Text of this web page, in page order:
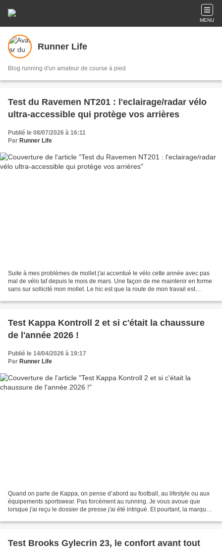
MENU
Runner Life
Blog running d'un amateur de course à pied
Test du Ravemen NT201 : l'eclairage/radar vélo
ultra-accessible qui protège vos arrières
Publié le 08/07/2026 à 16:11
Par Runner Life
Suite à mes problèmes de mollet j'ai accentué le vélo cette année avec pas
mal de vélo taf depuis le mois de mars. Une façon de me maintenir en forme
sans sur sollicité mon mollet. Le hic est que la route de mon travail est
Test Kappa Kontroll 2 et si c'était la chaussure
de l'année 2026 !
Publié le 14/04/2026 à 19:17
Par Runner Life
Quand on parle de Kappa, on pense d’abord au football, au lifestyle ou aux
équipements sportswear. Pas forcément au running. Je vous avoue que
lorsque j'ai reçu le dossier de presse j'ai été intrigué. Et pourtant, la marque
Test Brooks Gylecrin 23, le confort avant tout